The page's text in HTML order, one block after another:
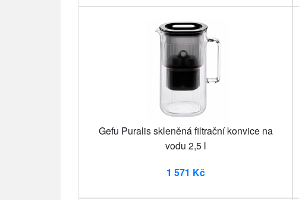
Gefu Puralis skleněná filtrační konvice na
vodu 2,5 l
1 571 Kč